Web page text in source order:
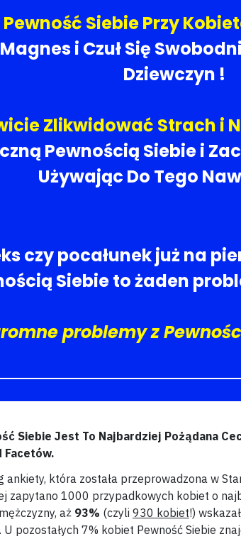
Siebie Przy
i Czuł Się
Dziewczyn !
Zlikwidować Strach i
Pewnością Siebie i
Używając Do Tego
czy pocałunek już na
Siebie to żaden
problemy z
Siebie Jest To Najbardziej Pożądana
Facetów.
ankiety, która została przeprowadzona w
zapytano 1000 przypadkowych kobiet o
aż 93% (czyli 930 kobiet!)
. U pozostałych 7% kobiet Pewność Siebie